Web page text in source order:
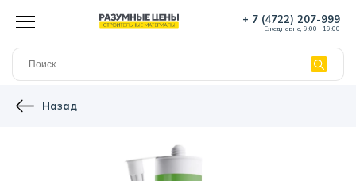
+ 7 (4722) 207-999
Ежедневно, 9:00 - 19:00
Назад